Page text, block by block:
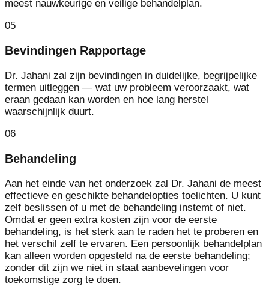
meest nauwkeurige en veilige behandelplan.
05
Bevindingen Rapportage
Dr. Jahani zal zijn bevindingen in duidelijke, begrijpelijke
termen uitleggen — wat uw probleem veroorzaakt, wat
eraan gedaan kan worden en hoe lang herstel
waarschijnlijk duurt.
06
Behandeling
Aan het einde van het onderzoek zal Dr. Jahani de meest
effectieve en geschikte behandelopties toelichten. U kunt
zelf beslissen of u met de behandeling instemt of niet.
Omdat er geen extra kosten zijn voor de eerste
behandeling, is het sterk aan te raden het te proberen en
het verschil zelf te ervaren. Een persoonlijk behandelplan
kan alleen worden opgesteld na de eerste behandeling;
zonder dit zijn we niet in staat aanbevelingen voor
toekomstige zorg te doen.